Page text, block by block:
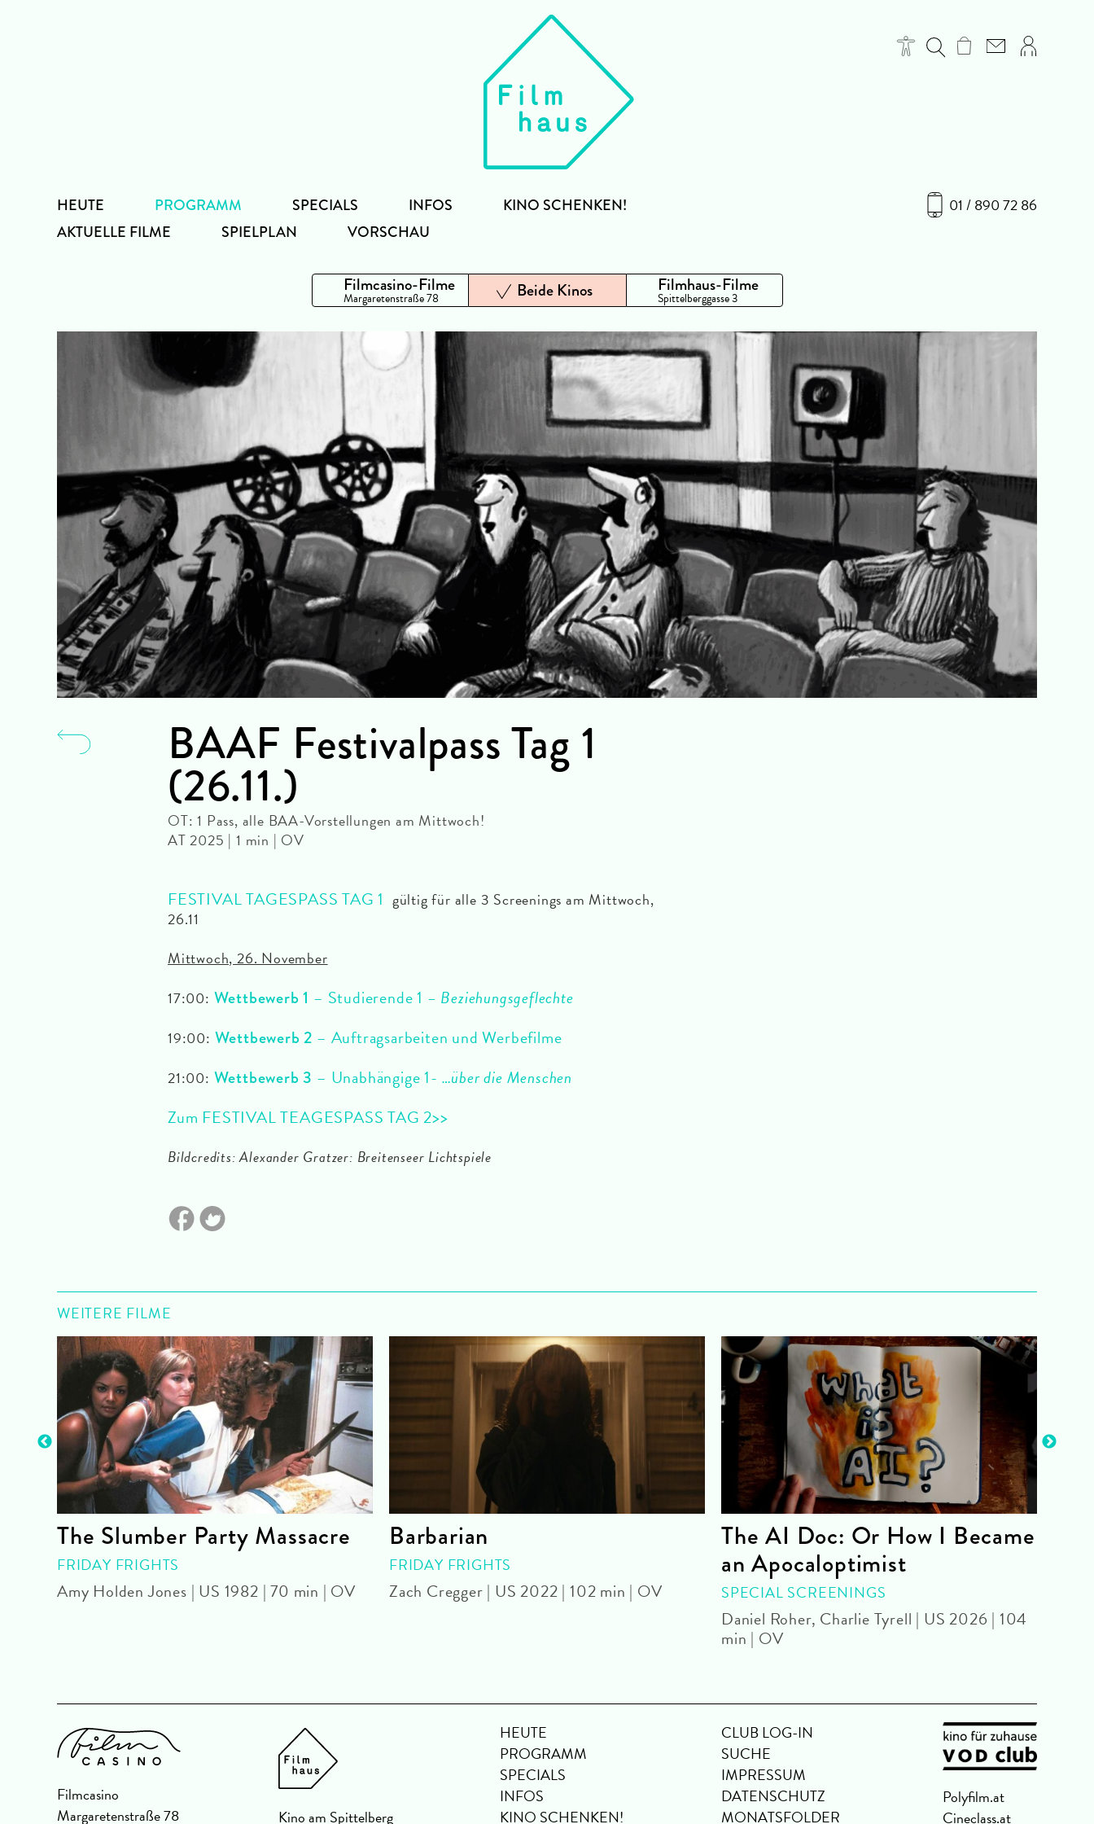
01 / 890 72 86
HEUTE
PROGRAMM
AKTUELLE FILME
SPIELPLAN VORSCHAU
SPECIALS INFOS KINO SCHENKEN!
Filmcasino-Filme
Margaretenstraße 78 Beide Kinos Filmhaus-Filme
Spittelberggasse 3
BAAF Festivalpass Tag 1
(26.11.)
OT: 1 Pass, alle BAA-Vorstellungen am Mittwoch!
AT 2025 | 1 min | OV
FESTIVAL TAGESPASS TAG 1 gültig für alle 3 Screenings am Mittwoch,
26.11
Mittwoch, 26. November
17:00: Wettbewerb 1 – Studierende 1 – Beziehungsgeflechte
19:00: Wettbewerb 2 – Auftragsarbeiten und Werbefilme
21:00: Wettbewerb 3 – Unabhängige 1- …über die Menschen
Zum FESTIVAL TEAGESPASS TAG 2>>
Bildcredits: Alexander Gratzer: Breitenseer Lichtspiele
WEITERE FILME
The Slumber Party Massacre
FRIDAY FRIGHTS
Amy Holden Jones | US 1982 | 70 min | OV
Barbarian
FRIDAY FRIGHTS
Zach Cregger | US 2022 | 102 min | OV
The AI Doc: Or How I Became
an Apocaloptimist
SPECIAL SCREENINGS
Daniel Roher, Charlie Tyrell | US 2026 | 104
min | OV
Filmcasino
Margaretenstraße 78
Kino am Spittelberg
HEUTE
PROGRAMM
SPECIALS
INFOS
KINO SCHENKEN!
CLUB LOG-IN
SUCHE
IMPRESSUM
DATENSCHUTZ
MONATSFOLDER
Polyfilm.at
Cineclass.at